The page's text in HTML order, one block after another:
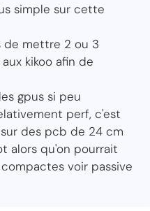
simple sur cette
de mettre 2 ou 3
kikoo afin de
gpus si peu
perf, c'est
des pcb de 24 cm
alors qu'on pourrait
voir passive